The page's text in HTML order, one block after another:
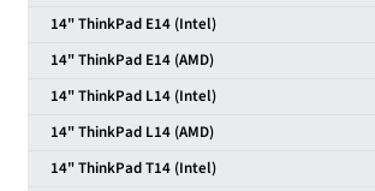
14" ThinkPad E14 (Intel)
14" ThinkPad E14 (AMD)
14" ThinkPad L14 (Intel)
14" ThinkPad L14 (AMD)
14" ThinkPad T14 (Intel)